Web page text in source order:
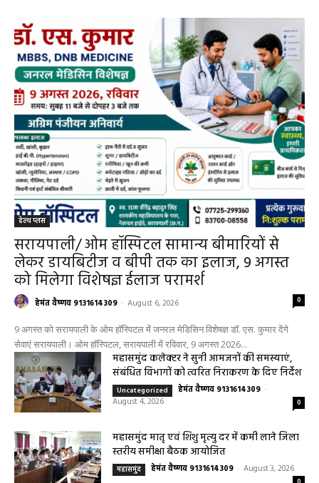
हेल्थ प्लस
सरायपाली/ ओम हॉस्पिटल सामान्य बीमारियों से
लेकर डायबिटीज व बीपी तक का इलाज, 9 अगस्त
को मिलेगा विशेषज्ञ ईलाज परामर्श
हेमंत वैष्णव 9131614309 - August 6, 2026 0
9 अगस्त को सरायपाली के ओम हॉस्पिटल में जनरल मेडिसिन विशेषज्ञ डॉ. एस. कुमार देंगे
सेवाएं सरायपाली। ओम हॉस्पिटल, सरायपाली में रविवार, 9 अगस्त 2026...
महासमुंद कलेक्टर ने सुनी आमजनों की समस्याएं,
संबंधित विभागों को त्वरित निराकरण के दिए निर्देश
Uncategorized हेमंत वैष्णव 9131614309
August 4, 2026
0
महासमुंद मातृ एवं शिशु मृत्यु दर में कमी लाने जिला
स्तरीय समीक्षा बैठक आयोजित
महासमुंद हेमंत वैष्णव 9131614309
बसना/ संतान प्राप्ति से जुड़ी समस्याओं का मिलेगा
आधुनिक इलाज, 4 अगस्त को विशेष परामर्श शिविर
बसना हेमंत वैष्णव 9131614309 - August 2, 2026
महासमुंद/प्रधानमंत्री फसल बीमा योजना खरीफ
अगस्त तक बढ़ी
महासमुंद हेमंत वैष्णव 9131614309